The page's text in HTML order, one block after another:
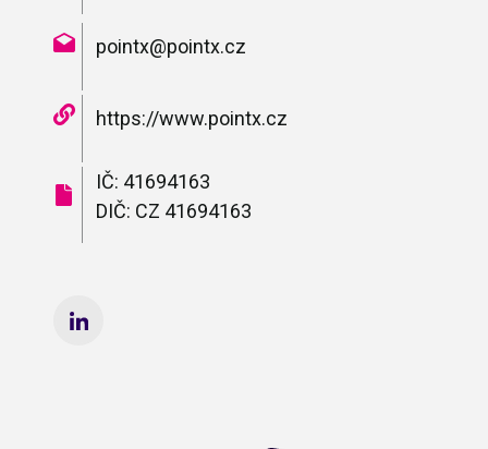
pointx@pointx.cz
https://www.pointx.cz
IČ: 41694163
DIČ: CZ 41694163